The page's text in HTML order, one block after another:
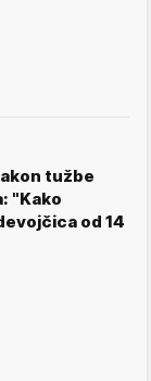
tužbe
"Kako
od 14